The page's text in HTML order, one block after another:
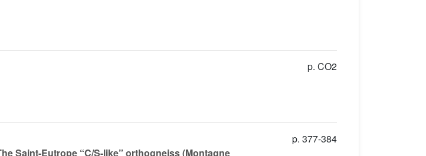
p. CO2
Saint-Eutrope “C/S-like” orthogneiss (Montagne
p. 377-384